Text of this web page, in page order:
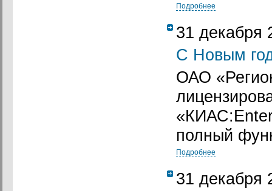
Подробнее
31 декабря
С Новым
ОАО
полный
Подробнее
31 декабря